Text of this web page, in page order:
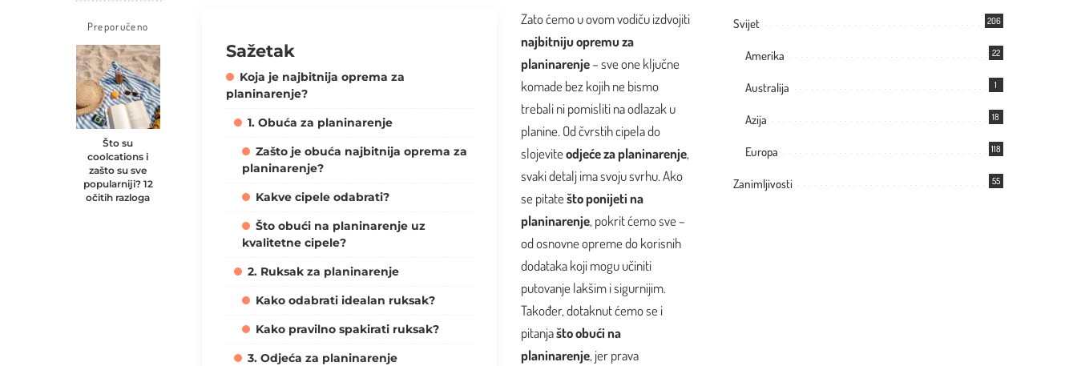
Preporučeno
Što su
coolcations i
zašto su sve
popularniji? 12
očitih razloga
Sažetak
Koja je najbitnija oprema za
planinarenje?
1. Obuća za planinarenje
Zašto je obuća najbitnija oprema za
planinarenje?
Kakve cipele odabrati?
Što obući na planinarenje uz
kvalitetne cipele?
2. Ruksak za planinarenje
Kako odabrati idealan ruksak?
Kako pravilno spakirati ruksak?
3. Odjeća za planinarenje
Zato ćemo u ovom vodiču izdvojiti
najbitniju opremu za
planinarenje– sve one ključne
komade bez kojih ne bismo
trebali ni pomisliti na odlazak u
planine. Od čvrstih cipela do
slojeviteodjeće za planinarenje,
svaki detalj ima svoju svrhu. Ako
se pitatešto ponijeti na
planinarenje, pokrit ćemo sve –
od osnovne opreme do korisnih
dodataka koji mogu učiniti
putovanje lakšim i sigurnijim.
Također, dotaknut ćemo se i
pitanjašto obući na
planinarenje, jer prava
Svijet 206
Amerika 22
Australija 1
Azija 18
Europa 118
Zanimljivosti 55